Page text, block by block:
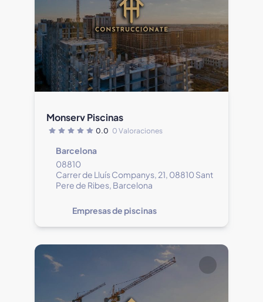
Monserv Piscinas
0.0 0 Valoraciones
Barcelona
08810
Carrer de Lluís Companys, 21, 08810 Sant
Pere de Ribes, Barcelona
Empresas de piscinas